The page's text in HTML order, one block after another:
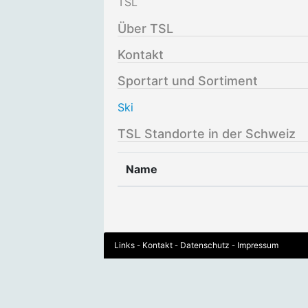
Über TSL
Kontakt
Sportart und Sortiment
Ski
TSL Standorte in der Schweiz
Name
Links - Kontakt - Datenschutz - Impressum